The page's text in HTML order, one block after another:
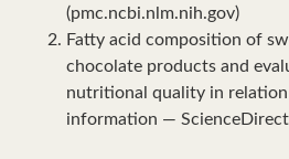
(pmc.ncbi.nlm.nih.gov)
Fatty acid composition of
chocolate products and
nutritional quality in
information —